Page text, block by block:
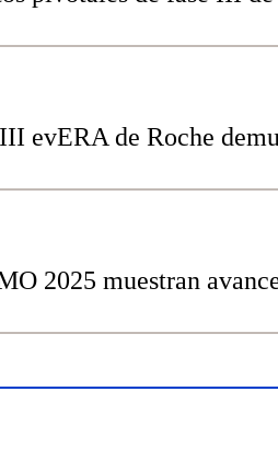
evERA de Roche
2025 muestran